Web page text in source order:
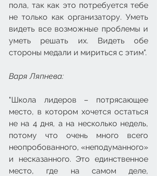
пола, так как это потребуется тебе
не только как организатору. Уметь
видеть все возможные проблемы и
уметь решать их. Видеть обе
стороны медали и мириться с этим".
Варя Ляпнева:
"Школа лидеров – потрясающее
место, в котором хочется остаться
не на 4 дня, а на несколько недель,
потому что очень много всего
неопробованного, «неподуманного»
и несказанного. Это единственное
место, где на самом деле,